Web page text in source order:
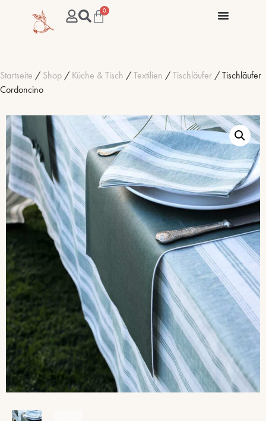
0
Startseite / Shop / Küche & Tisch /Textilien /Tischläufer / Tischläufer
Cordoncino